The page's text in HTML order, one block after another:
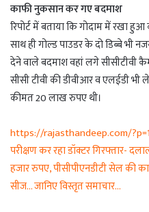
काफी नुकसान कर गए बदमाश
रिपोर्ट में बताया कि गोदाम में रखा
साथ ही गोल्ड पाउडर के दो डिब्बे भी
देने वाले बदमाश वहां लगे सीसीटीवी
सीसी टीवी की डीवीआर व एलईडी
कीमत 20 लाख रुपए थी।
https://rajasthandeep.com/
परीक्षण कर रहा डॉक्टर गिरफ्तार-
हजार रुपए, पीसीपीएनडीटी सेल की
सीज… जानिए विस्तृत समाचार…